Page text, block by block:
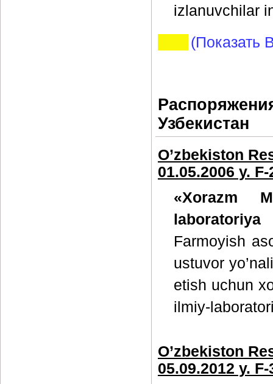
izlanuvchilar
(Показать
Узбекистан
O’zbekiston
01.05.2006 y. F-
«Xorazm
Farmoyish
ustuvor
etish uchun
ilmiy-
O’zbekiston
05.09.2012 y. F-